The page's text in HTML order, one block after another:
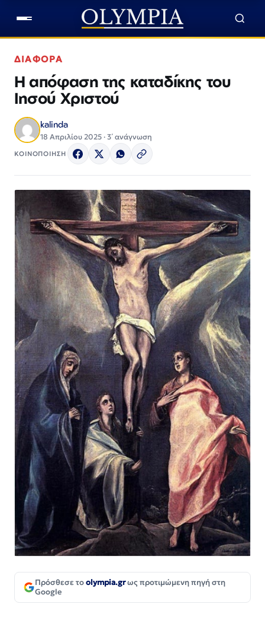
ΔΙΑΦΟΡΑ
Η απόφαση της καταδίκης του
Ιησού Χριστού
kalinda
18 Απριλίου 2025 · 3΄ ανάγνωση
ΚΟΙΝΟΠΟΙΗΣΗ
Πρόσθεσε τοolympia.grως προτιμώμενη πηγή στη
Google